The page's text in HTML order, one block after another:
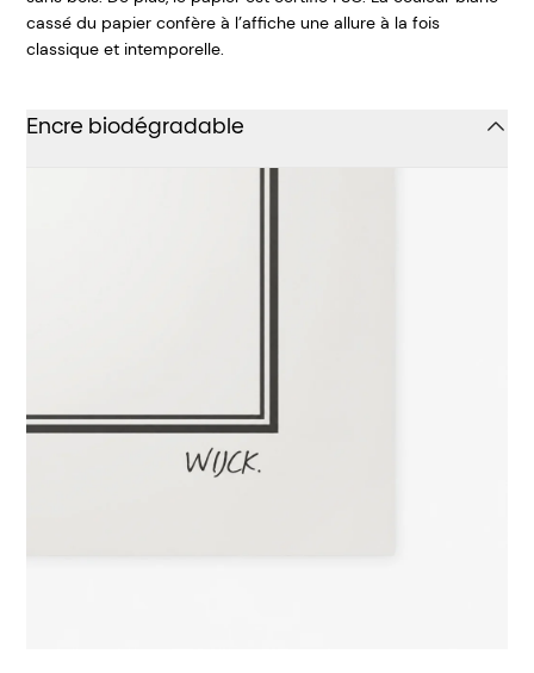
cassé du papier confère à l’affiche une allure à la fois
classique et intemporelle.
Encre biodégradable